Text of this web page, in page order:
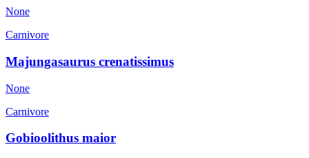
None
Carnivore
Majungasaurus crenatissimus
None
Carnivore
Gobioolithus maior